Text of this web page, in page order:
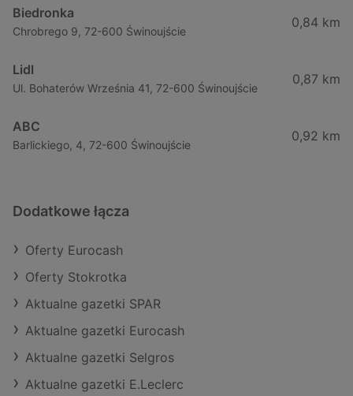
Biedronka
Chrobrego 9, 72-600 Świnoujście
0,84 km
Lidl
Ul. Bohaterów Września 41, 72-600 Świnoujście
0,87 km
ABC
Barlickiego, 4, 72-600 Świnoujście
0,92 km
Dodatkowe łącza
Oferty Eurocash
Oferty Stokrotka
Aktualne gazetki SPAR
Aktualne gazetki Eurocash
Aktualne gazetki Selgros
Aktualne gazetki E.Leclerc